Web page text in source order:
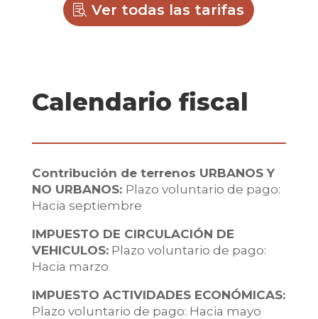
Ver todas las tarifas
Calendario fiscal
Contribución de terrenos URBANOS Y
NO URBANOS: Plazo voluntario de pago:
Hacia septiembre
IMPUESTO DE CIRCULACIÓN DE
VEHICULOS:Plazo voluntario de pago:
Hacia marzo
IMPUESTO ACTIVIDADES ECONÓMICAS:
Plazo voluntario de pago: Hacia mayo